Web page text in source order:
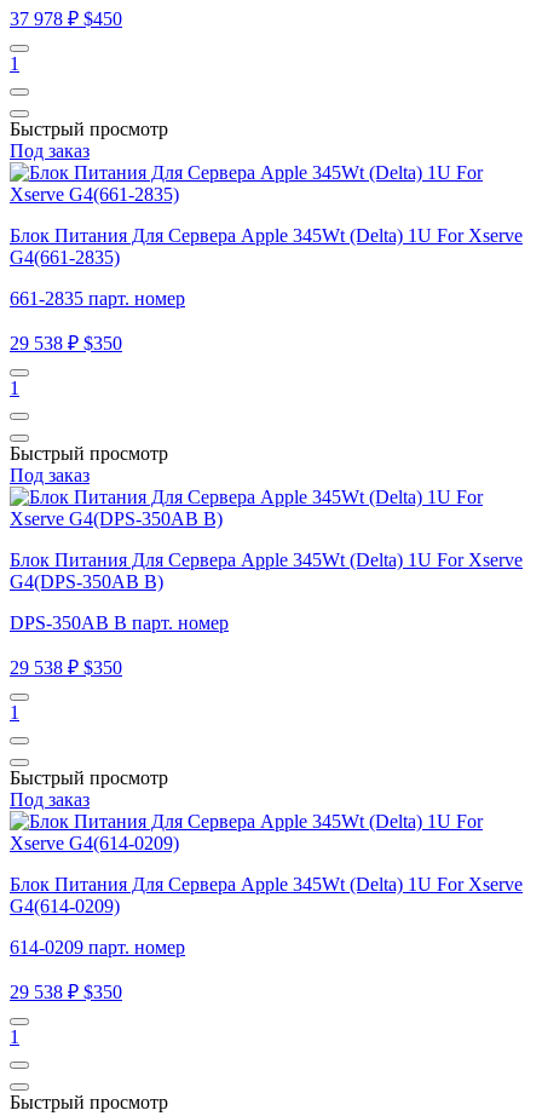
37 978 ₽ $450
1
Быстрый просмотр
Под заказ
Блок Питания Для Сервера Apple 345Wt (Delta) 1U For Xserve
G4(661-2835)
661-2835 парт. номер
29 538 ₽ $350
1
Быстрый просмотр
Под заказ
Блок Питания Для Сервера Apple 345Wt (Delta) 1U For Xserve
G4(DPS-350AB B)
DPS-350AB B парт. номер
29 538 ₽ $350
1
Быстрый просмотр
Под заказ
Блок Питания Для Сервера Apple 345Wt (Delta) 1U For Xserve
G4(614-0209)
614-0209 парт. номер
29 538 ₽ $350
1
Быстрый просмотр